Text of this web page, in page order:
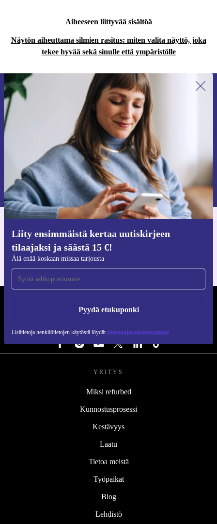
Aiheeseen liittyvää sisältöä
Näytön aiheuttama silmien rasitus: miten valita näyttö, joka
tekee hyvää sekä sinulle että ympäristölle
Liity ensimmäistä kertaa uutiskirjeen
tilaajaksi ja säästä 15 €!
Älä enää koskaan missaa tarjousta
Pyydä etukuponki
Lisätietoja henkilötietojen käytöstä löydät tietosuojaselosteestamme
Liity ensimmäistä kertaa uutiskirjeen
tilaajaksi ja säästä 15 €!
Älä missaa enää yhtäkään tarjousta.
Pyydä etukuponki
Lisätietoja henkilötietojen käytöstä löydättietosuojaselosteestamme.
iOS:lle ja Androidille
YRITYS
Miksi refurbed
Kunnostusprosessi
Kestävyys
Laatu
Tietoa meistä
Työpaikat
Blog
Lehdistö